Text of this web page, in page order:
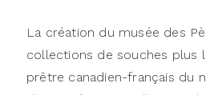
La création du musée des
collections de souches plus
prêtre canadien-français du